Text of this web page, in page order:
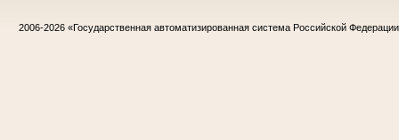
2006-2026 «Государственная автоматизированная система Российской